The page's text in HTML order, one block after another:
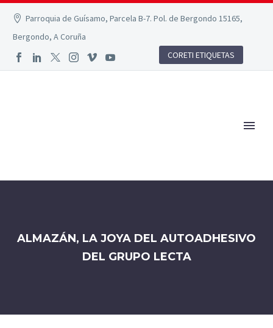
Parroquia de Guísamo, Parcela B-7. Pol. de Bergondo 15165,
Bergondo, A Coruña
CORETI ETIQUETAS
ALMAZÁN, LA JOYA DEL AUTOADHESIVO
DEL GRUPO LECTA